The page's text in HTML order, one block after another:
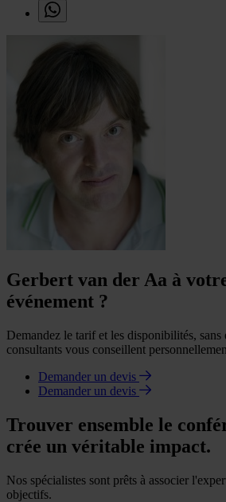
Gerbert van der Aa à
événement ?
Demandez le tarif et les disponibilités, sans
consultants vous conseillent
Demander un devis
Demander un devis
Trouver ensemble le
crée un véritable impact.
Nos spécialistes sont prêts à associer
objectifs.